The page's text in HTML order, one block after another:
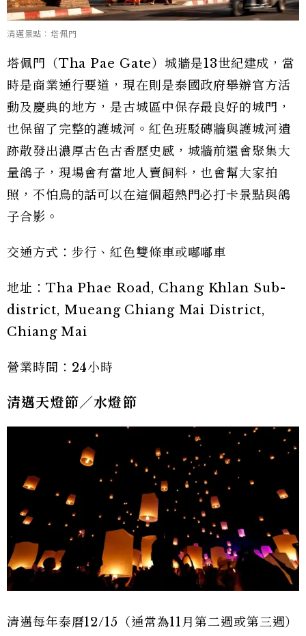
清邁景點：塔佩門
塔佩門（Tha Pae Gate）城牆是13世紀建成，當
時是商業通行要道，現在則是泰國政府舉辦官方活
動及慶典的地方，是古城區中保存最良好的城門，
也保留了完整的護城河。紅色班駁磚牆與護城河遺
跡散發出濃厚古色古香歷史感，城牆前還會聚集大
量鴿子，現場會有當地人賣飼料，也會幫大家拍
照，不怕鳥的話可以在這個超熱門必打卡景點與鴿
子合影。
交通方式：步行、紅色雙條車或嘟嘟車
地址：Tha Phae Road, Chang Khlan Sub-
district, Mueang Chiang Mai District,
Chiang Mai
營業時間：24小時
清邁天燈節／水燈節
清邁每年泰曆12/15（通常為11月第二週或第三週）